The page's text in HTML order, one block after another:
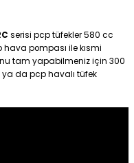
serisi pcp tüfekler 580 cc
pompası ile kısmi
tam yapabilmeniz için 300
da pcp havalı tüfek